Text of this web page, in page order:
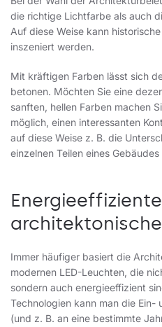
die richtige Lichtfarbe als auch
Auf diese Weise kann
inszeniert werden.
Mit kräftigen Farben lässt sich
betonen. Möchten Sie eine
sanften, hellen Farben machen
möglich, einen interessanten
auf diese Weise z. B. die
einzelnen Teilen eines
Energieeffiziente
Immer häufiger basiert die
modernen LED-Leuchten, die
sondern auch energieeffizient
Technologien kann man die
(und z. B. an eine bestimmte